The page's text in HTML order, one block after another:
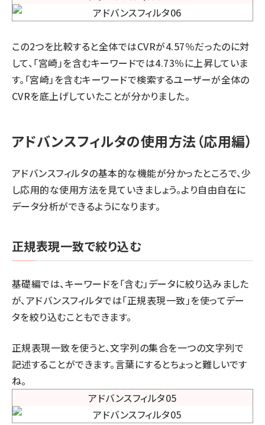
この2つを比較すると全体ではCVRが4.57％だったのに対
して、「宮崎」を含むキーワードでは4.73％に上昇していま
す。「宮崎」を含むキーワードで検索するユーザーが全体の
CVRを底上げしていたことが分かりました。
アドバンスフィルタの使用方法（応用編）
アドバンスフィルタの基本的な機能が分かったところで、少
し応用的な使用方法を見ていきましょう。より自由自在に
データ分析ができるようになります。
正規表現一致で絞り込む
基礎編では、キーワードを「含む」データに絞り込みました
が、アドバンスフィルタでは「正規表現一致」を使ってデー
タを絞り込むこともできます。
正規表現一致を使うと、文字列の集合を一つの文字列で
記述することができます。言葉にするとちょっと難しいです
ね。